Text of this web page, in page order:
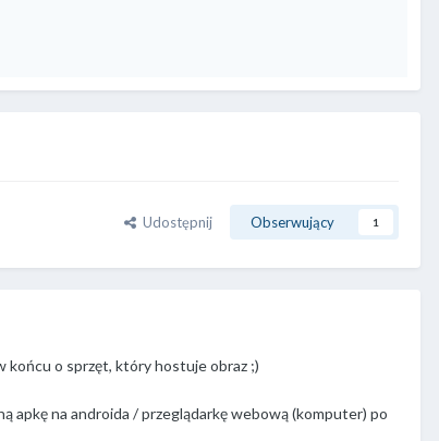
Udostępnij Obserwujący 1
końcu o sprzęt, który hostuje obraz ;)
apkę na androida / przeglądarkę webową (komputer) po